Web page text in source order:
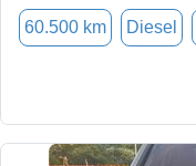
60.500 km Diesel